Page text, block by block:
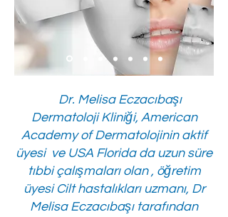
Dr. Melisa Eczacıbaşı
Dermatoloji Kliniği, American
Academy of Dermatolojinin aktif
üyesi ve USA Florida da uzun süre
tıbbi çalışmaları olan , öğretim
üyesi Cilt hastalıkları uzmanı, Dr
Melisa Eczacıbaşı tarafından